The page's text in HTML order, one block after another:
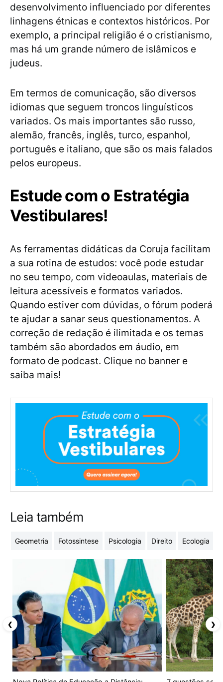
desenvolvimento influenciado por diferentes
linhagens étnicas e contextos históricos. Por
exemplo, a principal religião é o cristianismo,
mas há um grande número de islâmicos e
judeus.
Em termos de comunicação, são diversos
idiomas que seguem troncos linguísticos
variados. Os mais importantes são russo,
alemão, francês, inglês, turco, espanhol,
português e italiano, que são os mais falados
pelos europeus.
Estude com o Estratégia
Vestibulares!
As ferramentas didáticas da Coruja facilitam
a sua rotina de estudos: você pode estudar
no seu tempo, com videoaulas, materiais de
leitura acessíveis e formatos variados.
Quando estiver com dúvidas, o fórum poderá
te ajudar a sanar seus questionamentos. A
correção de redação é ilimitada e os temas
também são abordados em áudio, em
formato de podcast. Clique no banner e
saiba mais!
Leia também
Geometria Fotossintese Psicologia Direito Ecologia
❮ ❯